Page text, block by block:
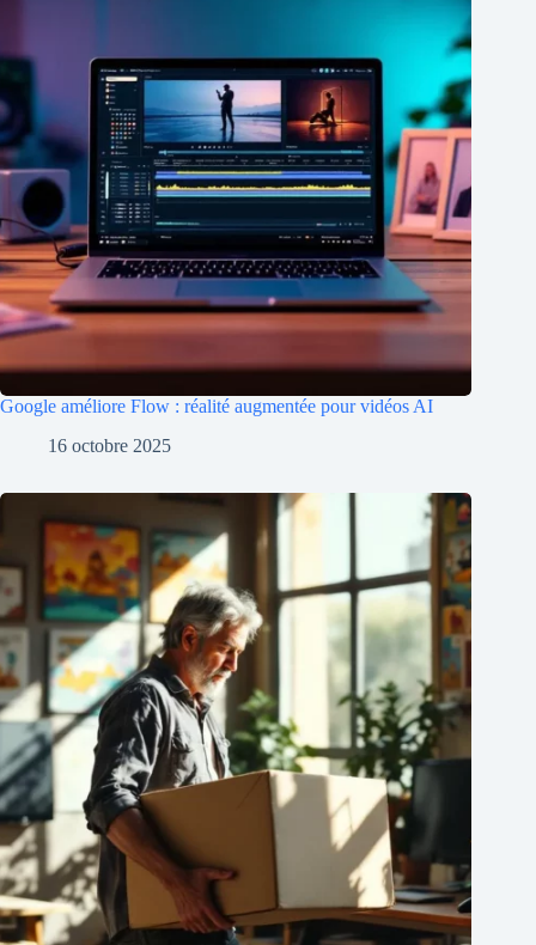
Google améliore Flow : réalité augmentée pour vidéos AI
16 octobre 2025